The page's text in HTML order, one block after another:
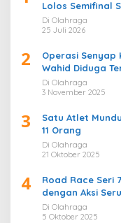
Lolos Semifinal
Bergemuruh
Di Olahraga
25 Juli 2026
2
Operasi Senyap
Wahid Diduga
Di Olahraga
3 November 2025
3
Satu Atlet
11 Orang
Di Olahraga
21 Oktober 2025
4
Road Race Seri
dengan Aksi
Di Olahraga
5 Oktober 2025